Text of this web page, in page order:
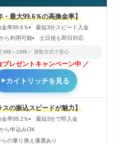
・最大99.6％の高換金率】
金率99.6％
最短3分スピード入金
ら利用可能
土日祝も即日対応
8時～18時 買取方式で安心
プレゼントキャンペーン中
カイトリッチを見る
スの振込スピードが魅力】
金率99.2％
最短3分で即入金
ら申込みOK
らの乗り換え優遇あり